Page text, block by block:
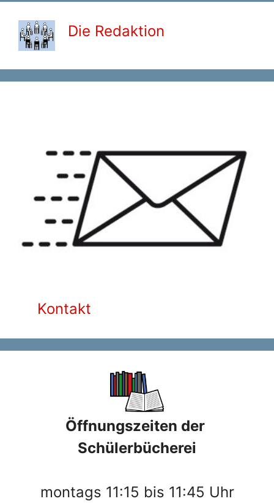
Die Redaktion
Kontakt
Öffnungszeiten der
Schülerbücherei
montags 11:15 bis 11:45 Uhr